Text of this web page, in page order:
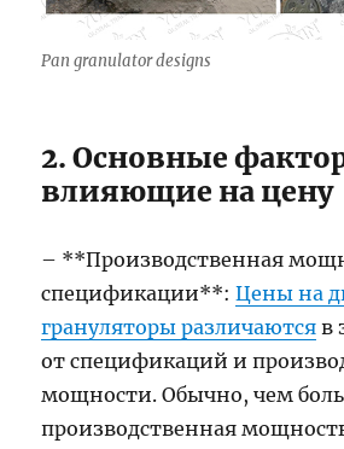
Pan granulator designs
2. Основные
влияющие на цену
– **Производственная
спецификации**:Цены на
грануляторы различаются в
от спецификаций и
мощности. Обычно, чем
производственная